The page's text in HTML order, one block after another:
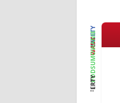
ZALETY
WADY
PODSUMOWANIE
OFERTY